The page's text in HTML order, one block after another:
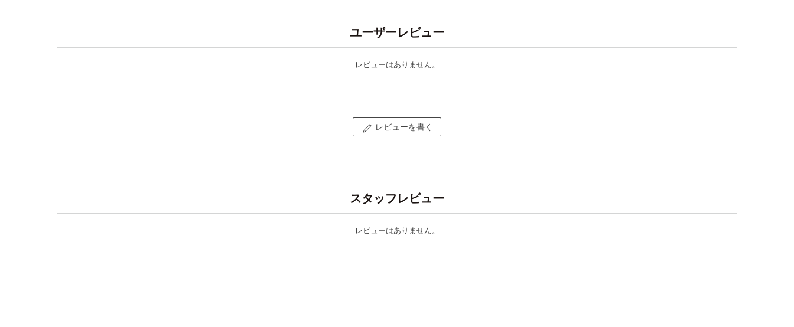
ユーザーレビュー
レビューはありません。
レビューを書く
スタッフレビュー
レビューはありません。